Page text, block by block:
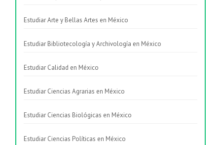
Estudiar Arte y Bellas Artes en México
Estudiar Bibliotecología y Archivología en México
Estudiar Calidad en México
Estudiar Ciencias Agrarias en México
Estudiar Ciencias Biológicas en México
Estudiar Ciencias Políticas en México